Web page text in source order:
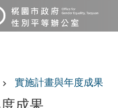
實施計畫與年度成果